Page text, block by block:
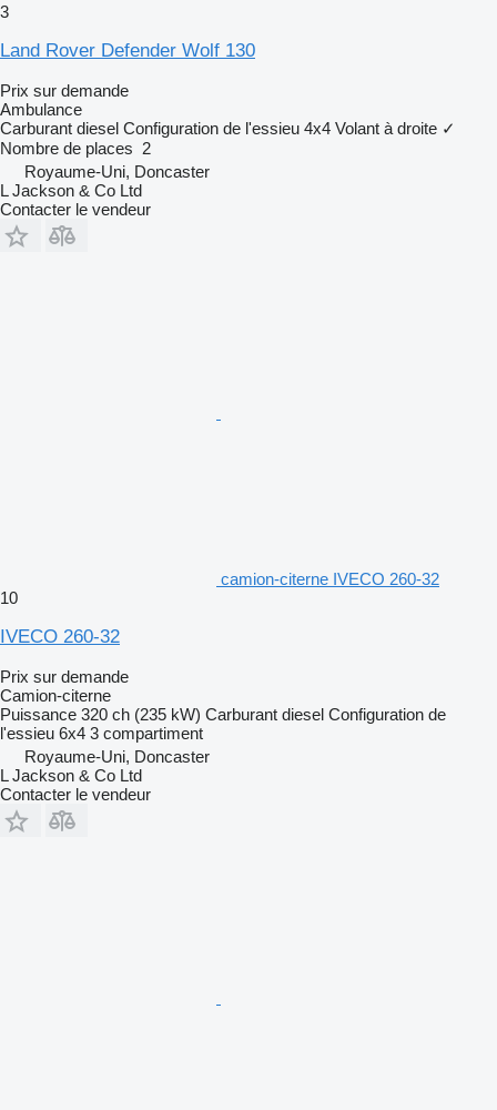
3
Land Rover Defender Wolf 130
Prix sur demande
Ambulance
Carburant diesel Configuration de l'essieu 4x4 Volant à droite ✓
Nombre de places 2
Royaume-Uni, Doncaster
L Jackson & Co Ltd
Contacter le vendeur
camion-citerne IVECO 260-32
10
IVECO 260-32
Prix sur demande
Camion-citerne
Puissance 320 ch (235 kW) Carburant diesel Configuration de
l'essieu 6x4 3 compartiment
Royaume-Uni, Doncaster
L Jackson & Co Ltd
Contacter le vendeur